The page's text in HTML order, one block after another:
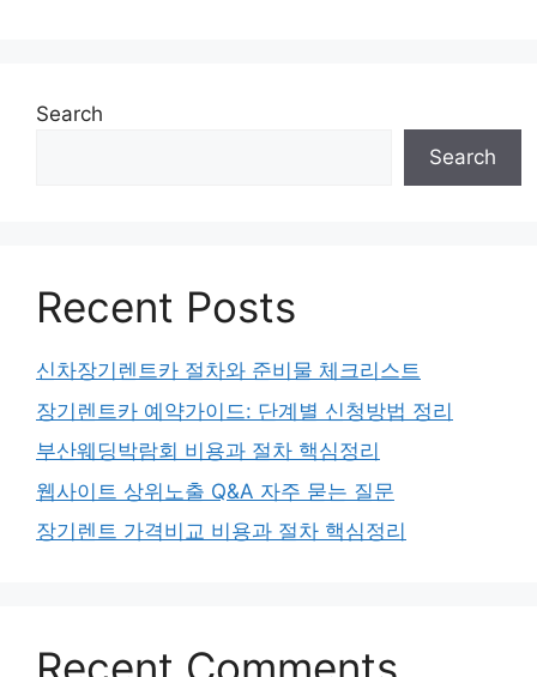
Search
Search
Recent Posts
신차장기렌트카 절차와 준비물 체크리스트
장기렌트카 예약가이드: 단계별 신청방법 정리
부산웨딩박람회 비용과 절차 핵심정리
웹사이트 상위노출 Q&A 자주 묻는 질문
장기렌트 가격비교 비용과 절차 핵심정리